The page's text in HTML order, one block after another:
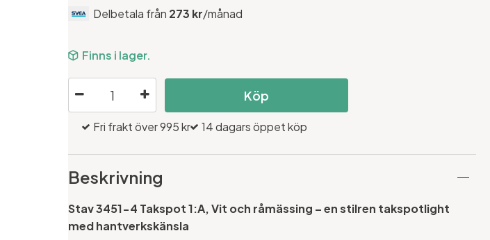
Delbetala från 273 kr/månad
Finns i lager.
Köp
Fri frakt över 995 kr 14 dagars öppet köp
Beskrivning
Stav 3451-4 Takspot 1:A, Vit och råmässing – en stilren takspotlight
med hantverkskänsla